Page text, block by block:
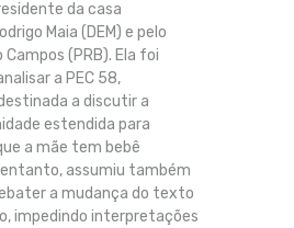
da casa
Maia (DEM) e pelo
(PRB). Ela foi
a PEC 58,
a discutir a
estendida para
a mãe tem bebê
assumiu também
a mudança do texto
impedindo interpretações